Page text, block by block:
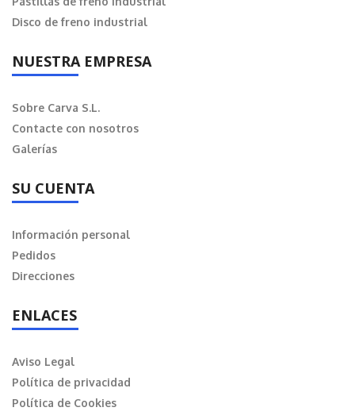
Disco de freno industrial
NUESTRA EMPRESA
Sobre Carva S.L.
Contacte con nosotros
Galerías
SU CUENTA
Información personal
Pedidos
Direcciones
ENLACES
Aviso Legal
Política de privacidad
Política de Cookies